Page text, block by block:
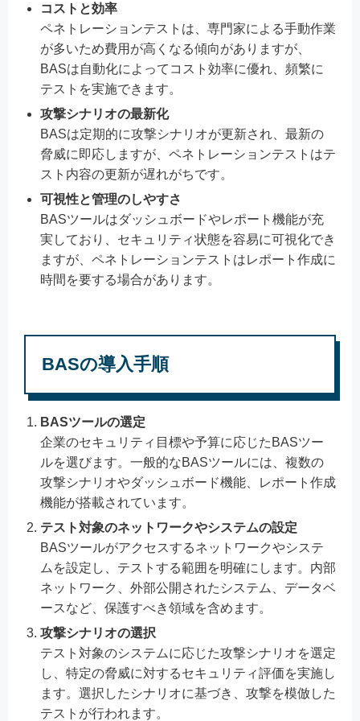
コストと効率
ペネトレーションテストは、専門家による手動作業
が多いため費用が高くなる傾向がありますが、
BASは自動化によってコスト効率に優れ、頻繁に
テストを実施できます。
攻撃シナリオの最新化
BASは定期的に攻撃シナリオが更新され、最新の
脅威に即応しますが、ペネトレーションテストはテ
スト内容の更新が遅れがちです。
可視性と管理のしやすさ
BASツールはダッシュボードやレポート機能が充
実しており、セキュリティ状態を容易に可視化でき
ますが、ペネトレーションテストはレポート作成に
時間を要する場合があります。
BASの導入手順
BASツールの選定
企業のセキュリティ目標や予算に応じたBASツー
ルを選びます。一般的なBASツールには、複数の
攻撃シナリオやダッシュボード機能、レポート作成
機能が搭載されています。
テスト対象のネットワークやシステムの設定
BASツールがアクセスするネットワークやシステ
ムを設定し、テストする範囲を明確にします。内部
ネットワーク、外部公開されたシステム、データベ
ースなど、保護すべき領域を含めます。
攻撃シナリオの選択
テスト対象のシステムに応じた攻撃シナリオを選定
し、特定の脅威に対するセキュリティ評価を実施し
ます。選択したシナリオに基づき、攻撃を模倣した
テストが行われます。